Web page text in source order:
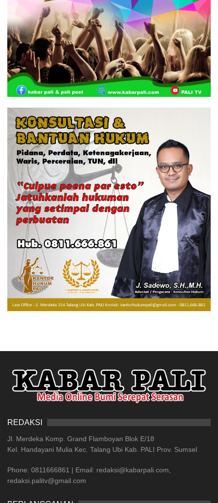
REDAKSI
Jl. Merdeka Komp. Grand Flamboyan Blok E/18
Kel. Handayani Mulia Kec. Talang Ubi Kab. PALI Prov. Sumsel
Phone: 0811666861 | Email: redaksi@kabarpali.com,
redaksi.palitv@gmail.com